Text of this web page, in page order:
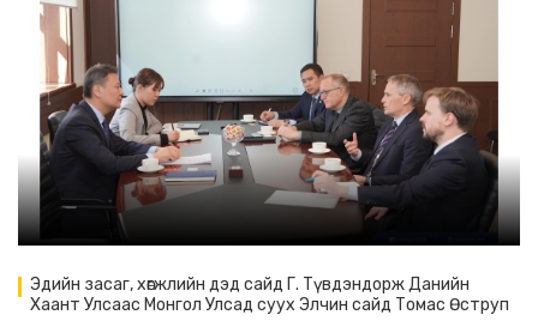
Эдийн засаг, хөгжлийн дэд сайд Г. Түвдэндорж Данийн
Хаант Улсаас Монгол Улсад суух Элчин сайд Томас Өструп